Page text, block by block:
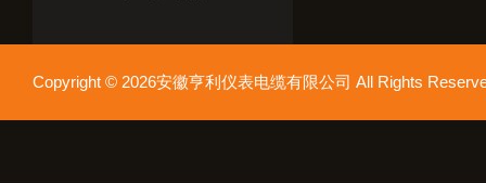
Copyright © 2026安徽亨利仪表电缆有限公司 All Rights